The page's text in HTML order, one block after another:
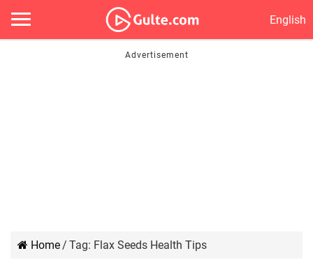
English
Home/ Tag: Flax Seeds Health Tips